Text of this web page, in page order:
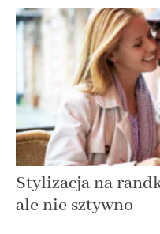
Stylizacja na
ale nie sztywno